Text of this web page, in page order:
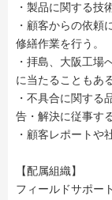
・製品に関する技
・顧客からの依頼
修繕作業を行う。
・拝島、大阪工場
に当たることもあ
・不具合に関する
告・解決に従事する
・顧客レポートや
【配属組織】
フィールドサポー